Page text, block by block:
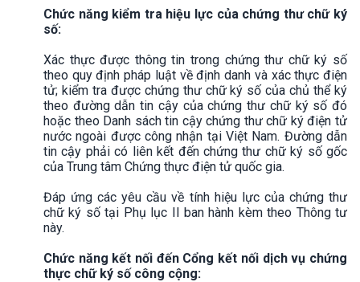
Chức năng kiểm tra hiệu lực của chứng thư chữ ký
số:
Xác thực được thông tin trong chứng thư chữ ký số
theo quy định pháp luật về định danh và xác thực điện
tử; kiểm tra được chứng thư chữ ký số của chủ thể ký
theo đường dẫn tin cậy của chứng thư chữ ký số đó
hoặc theo Danh sách tin cậy chứng thư chữ ký điện tử
nước ngoài được công nhận tại Việt Nam. Đường dẫn
tin cậy phải có liên kết đến chứng thư chữ ký số gốc
của Trung tâm Chứng thực điện tử quốc gia.
Đáp ứng các yêu cầu về tính hiệu lực của chứng thư
chữ ký số tại Phụ lục II ban hành kèm theo Thông tư
này.
Chức năng kết nối đến Cổng kết nối dịch vụ chứng
thực chữ ký số công cộng: